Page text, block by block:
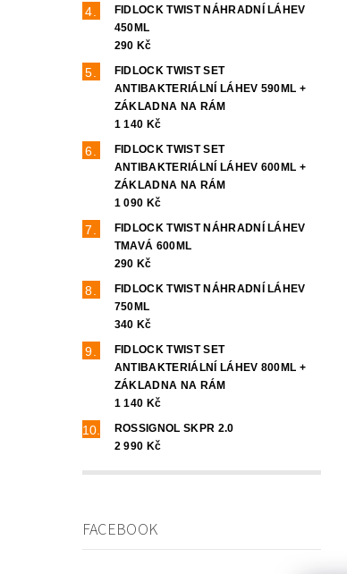
FIDLOCK TWIST NÁHRADNÍ LÁHEV
450ML
290 Kč
FIDLOCK TWIST SET
ANTIBAKTERIÁLNÍ LÁHEV 590ML +
ZÁKLADNA NA RÁM
1 140 Kč
FIDLOCK TWIST SET
ANTIBAKTERIÁLNÍ LÁHEV 600ML +
ZÁKLADNA NA RÁM
1 090 Kč
FIDLOCK TWIST NÁHRADNÍ LÁHEV
TMAVÁ 600ML
290 Kč
FIDLOCK TWIST NÁHRADNÍ LÁHEV
750ML
340 Kč
FIDLOCK TWIST SET
ANTIBAKTERIÁLNÍ LÁHEV 800ML +
ZÁKLADNA NA RÁM
1 140 Kč
ROSSIGNOL SKPR 2.0
2 990 Kč
FACEBOOK